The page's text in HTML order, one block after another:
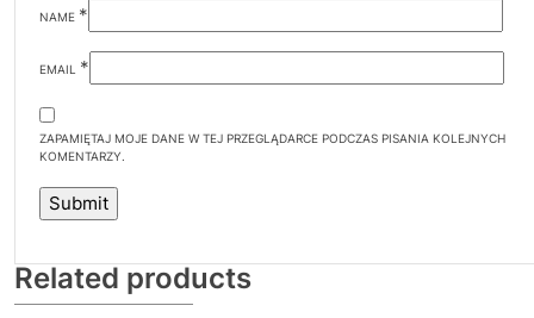
NAME *
EMAIL *
ZAPAMIĘTAJ MOJE DANE W TEJ PRZEGLĄDARCE PODCZAS PISANIA KOLEJNYCH
KOMENTARZY.
Related products